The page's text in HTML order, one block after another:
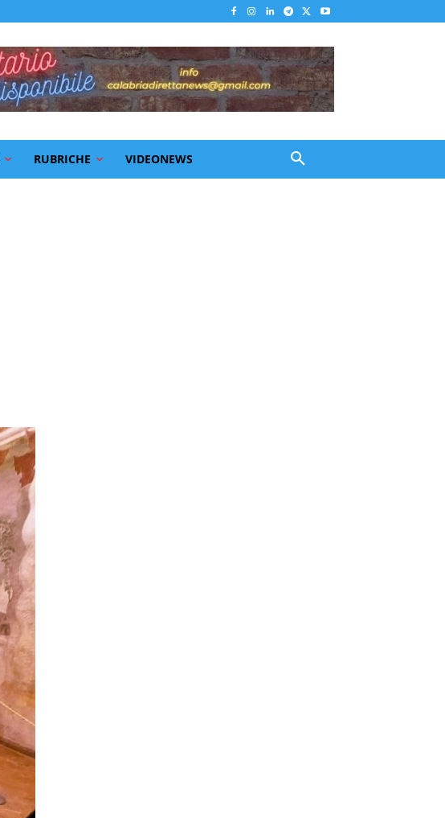
RUBRICHE VIDEONEWS